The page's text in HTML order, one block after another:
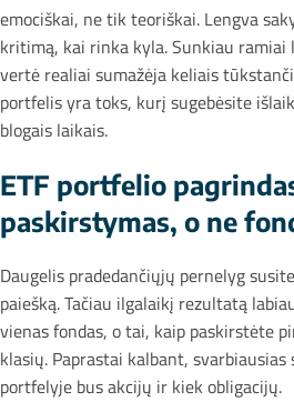
emociškai, ne tik teoriškai. Lengva
kritimą, kai rinka kyla. Sunkiau
vertė realiai sumažėja keliais
portfelis yra toks, kurį sugebėsite
blogais laikais.
ETF portfelio
paskirstymas, o ne
Daugelis pradedančiųjų pernelyg
paiešką. Tačiau ilgalaikį rezultatą
vienas fondas, o tai, kaip paskirstėte
klasių. Paprastai kalbant,
portfelyje bus akcijų ir kiek obligacijų.